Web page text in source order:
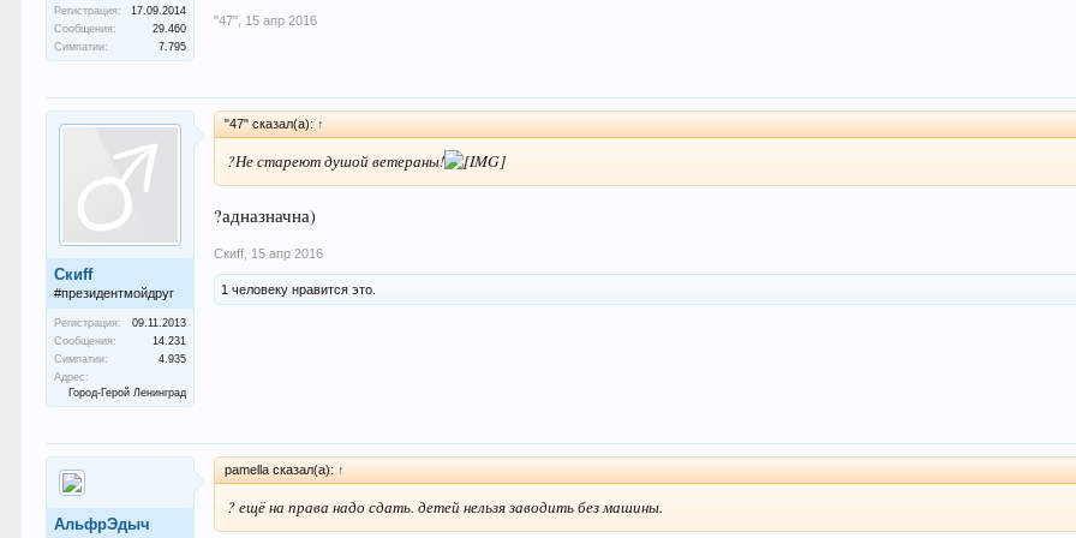
Регистрация:
17.09.2014
Сообщения:
29.460
Симпатии:
7.795
"47" 15 апр 2016
Скиff
#президентмойдруг
Регистрация:
09.11.2013
Сообщения:
14.231
Симпатии:
4.935
Адрес:
Город-Герой Ленинград
"47" сказал(а): ↑
?Не стареют душой ветераны!
?адназначна)
Скиff 15 апр 2016
1 человеку нравится это.
АльфрЭдыч
pamella сказал(а): ↑
? ещё на права надо сдать. детей нельзя заводить без машины.